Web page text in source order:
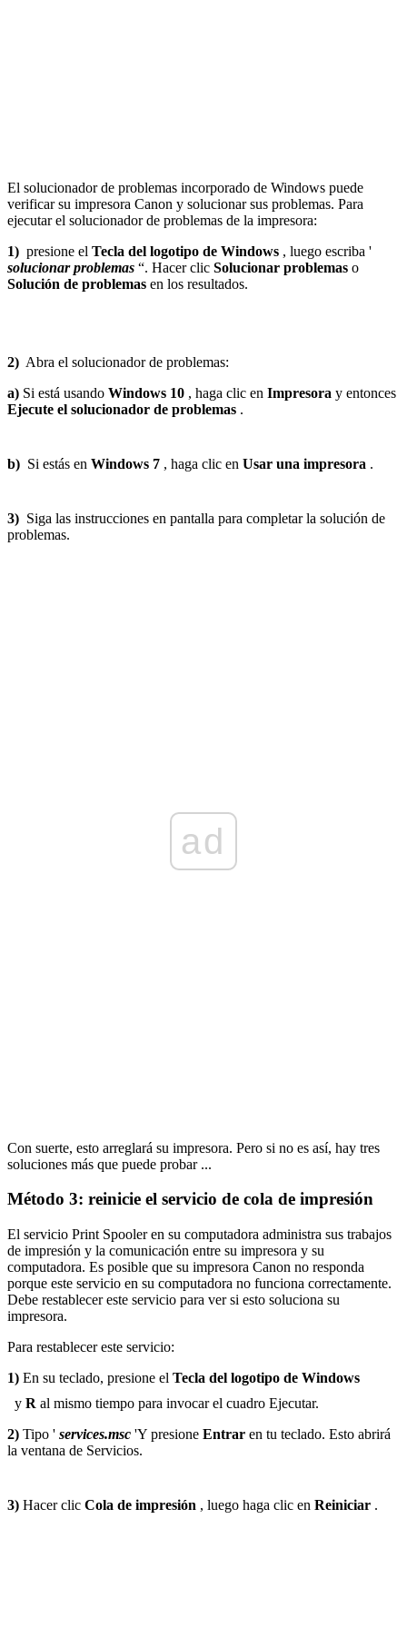
El solucionador de problemas incorporado de Windows puede
verificar su impresora Canon y solucionar sus problemas. Para
ejecutar el solucionador de problemas de la impresora:
1) presione el Tecla del logotipo de Windows , luego escriba '
solucionar problemas “. Hacer clic Solucionar problemas o
Solución de problemas en los resultados.
2) Abra el solucionador de problemas:
a) Si está usando Windows 10 , haga clic en Impresora y entonces
Ejecute el solucionador de problemas .
b) Si estás en Windows 7 , haga clic en Usar una impresora .
3) Siga las instrucciones en pantalla para completar la solución de
problemas.
ad
Con suerte, esto arreglará su impresora. Pero si no es así, hay tres
soluciones más que puede probar ...
Método 3: reinicie el servicio de cola de impresión
El servicio Print Spooler en su computadora administra sus trabajos
de impresión y la comunicación entre su impresora y su
computadora. Es posible que su impresora Canon no responda
porque este servicio en su computadora no funciona correctamente.
Debe restablecer este servicio para ver si esto soluciona su
impresora.
Para restablecer este servicio:
1) En su teclado, presione el Tecla del logotipo de Windows
y R al mismo tiempo para invocar el cuadro Ejecutar.
2) Tipo ' services.msc 'Y presione Entrar en tu teclado. Esto abrirá
la ventana de Servicios.
3) Hacer clic Cola de impresión , luego haga clic en Reiniciar .